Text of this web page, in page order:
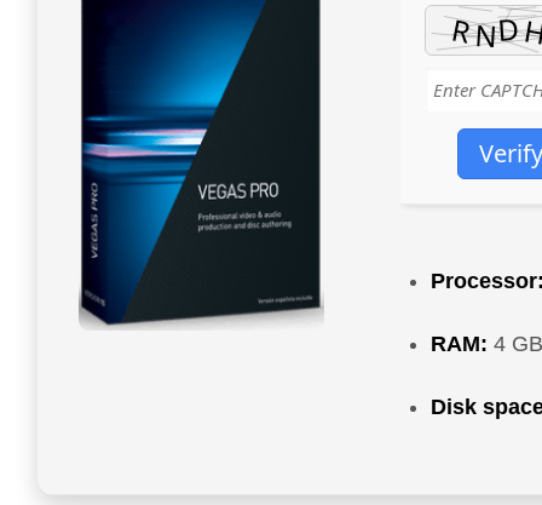
Verify
RAM: 4
Disk